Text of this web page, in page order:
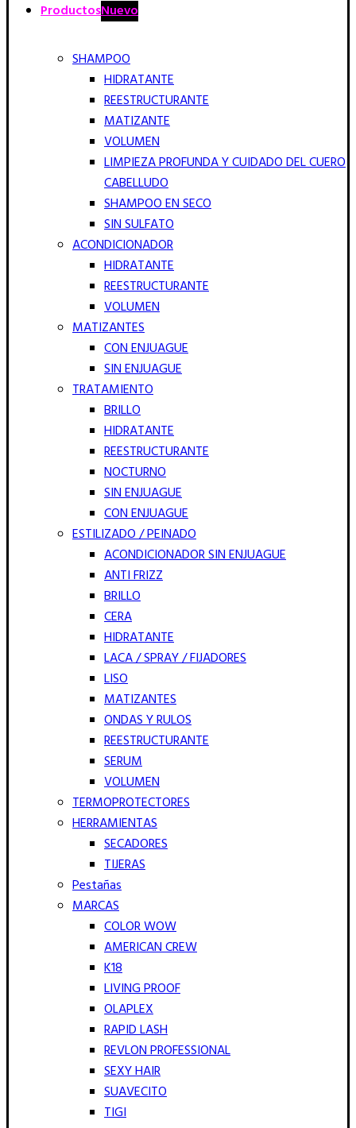
ProductosNuevo
SHAMPOO
HIDRATANTE
REESTRUCTURANTE
MATIZANTE
VOLUMEN
LIMPIEZA PROFUNDA Y CUIDADO DEL CUERO
CABELLUDO
SHAMPOO EN SECO
SIN SULFATO
ACONDICIONADOR
HIDRATANTE
REESTRUCTURANTE
VOLUMEN
MATIZANTES
CON ENJUAGUE
SIN ENJUAGUE
TRATAMIENTO
BRILLO
HIDRATANTE
REESTRUCTURANTE
NOCTURNO
SIN ENJUAGUE
CON ENJUAGUE
ESTILIZADO / PEINADO
ACONDICIONADOR SIN ENJUAGUE
ANTI FRIZZ
BRILLO
CERA
HIDRATANTE
LACA / SPRAY / FIJADORES
LISO
MATIZANTES
ONDAS Y RULOS
REESTRUCTURANTE
SERUM
VOLUMEN
TERMOPROTECTORES
HERRAMIENTAS
SECADORES
TIJERAS
Pestañas
MARCAS
COLOR WOW
AMERICAN CREW
K18
LIVING PROOF
OLAPLEX
RAPID LASH
REVLON PROFESSIONAL
SEXY HAIR
SUAVECITO
TIGI